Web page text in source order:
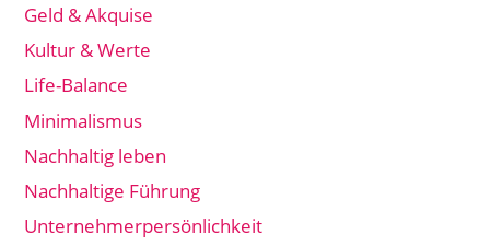
Geld & Akquise
Kultur & Werte
Life-Balance
Minimalismus
Nachhaltig leben
Nachhaltige Führung
Unternehmerpersönlichkeit